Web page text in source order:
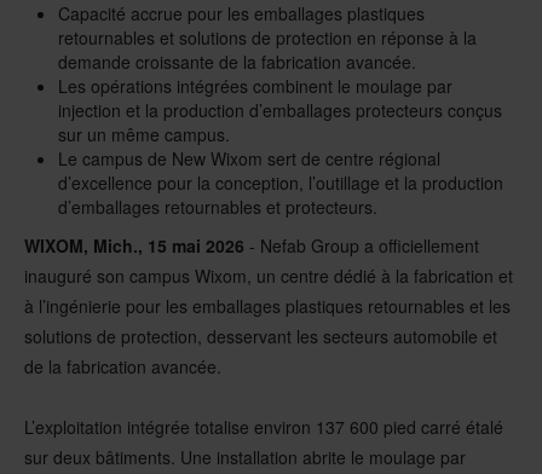
Capacité accrue pour les emballages plastiques
retournables et solutions de protection en réponse à la
demande croissante de la fabrication avancée.
Les opérations intégrées combinent le moulage par
injection et la production d’emballages protecteurs conçus
sur un même campus.
Le campus de New Wixom sert de centre régional
d’excellence pour la conception, l’outillage et la production
d’emballages retournables et protecteurs.
WIXOM, Mich., 15 mai 2026 - Nefab Group a officiellement
inauguré son campus Wixom, un centre dédié à la fabrication et
à l’ingénierie pour les emballages plastiques retournables et les
solutions de protection, desservant les secteurs automobile et
de la fabrication avancée.
L’exploitation intégrée totalise environ 137 600 pied carré étalé
sur deux bâtiments. Une installation abrite le moulage par